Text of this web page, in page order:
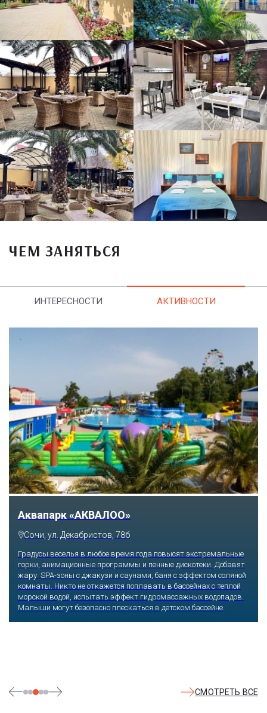
ЧЕМ ЗАНЯТЬСЯ
ИНТЕРЕСНОСТИ АКТИВНОСТИ
Аквапарк «АКВАЛОО»
Сочи, ул. Декабристов, 78б
Градусы веселья в любое время года повысят экстремальные
горки, анимационные программы и пенные дискотеки. Добавят
жару SPA-зоны с джакузи и саунами, баня с эффектом соляной
комнаты. Никто не откажется поплавать в бассейнах с теплой
морской водой, испытать эффект гидромассажных водопадов.
Малыши могут безопасно плескаться в детском бассейне.
СМОТРЕТЬ ВСЕ